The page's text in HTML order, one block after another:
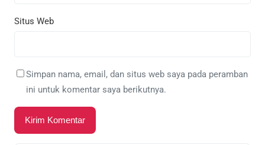
Situs Web
Simpan nama, email, dan situs web saya pada peramban
ini untuk komentar saya berikutnya.